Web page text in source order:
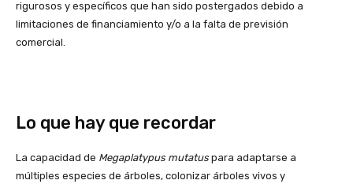
rigurosos y específicos que han sido postergados debido a
limitaciones de financiamiento y/o a la falta de previsión
comercial.
Lo que hay que recordar
La capacidad de Megaplatypus mutatus para adaptarse a
múltiples especies de árboles, colonizar árboles vivos y